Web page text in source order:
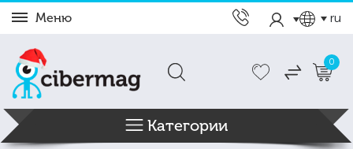
Меню ru
0
Категории